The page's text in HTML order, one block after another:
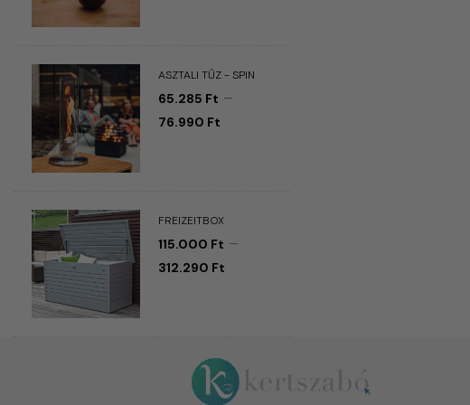
ASZTALI TŰZ - SPIN
65.285 Ft –
76.990 Ft
FREIZEITBOX
115.000 Ft –
312.290 Ft